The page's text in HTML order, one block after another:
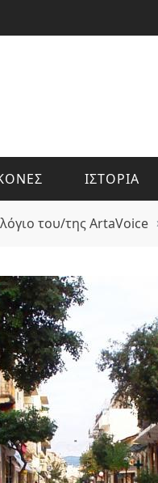
ΙΣΤΟΡΙΑ
του/της ArtaVoice